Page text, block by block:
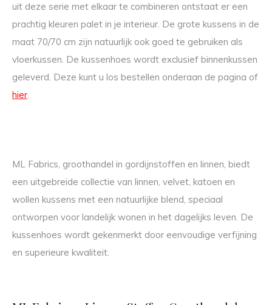
uit deze serie met elkaar te combineren ontstaat er een
prachtig kleuren palet in je interieur. De grote kussens in de
maat 70/70 cm zijn natuurlijk ook goed te gebruiken als
vloerkussen. De kussenhoes wordt exclusief binnenkussen
geleverd. Deze kunt u los bestellen onderaan de pagina of
hier.
ML Fabrics, groothandel in gordijnstoffen en linnen, biedt
een uitgebreide collectie van linnen, velvet, katoen en
wollen kussens met een natuurlijke blend, speciaal
ontworpen voor landelijk wonen in het dagelijks leven. De
kussenhoes wordt gekenmerkt door eenvoudige verfijning
en superieure kwaliteit.